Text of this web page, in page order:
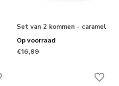
Set van 2 kommen - caramel
Op voorraad
€16,99